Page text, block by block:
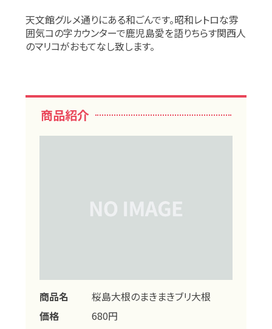
天文館グルメ通りにある和ごんです。昭和レトロな雰
囲気コの字カウンターで鹿児島愛を語りちらす関西人
のマリコがおもてなし致します。
商品紹介
商品名
桜島大根のまきまきブリ大根
価格
680円